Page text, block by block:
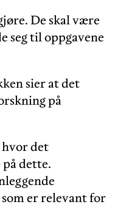
De skal være
seg til oppgavene
sier at det
på
det
dette.
er relevant for